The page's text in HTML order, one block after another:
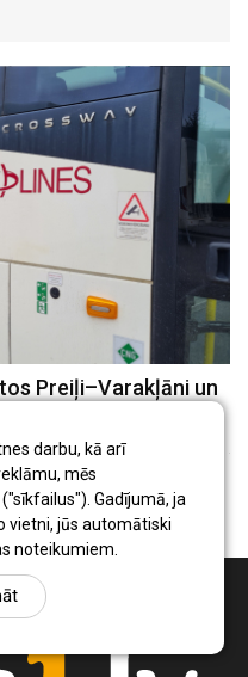
darbu, kā arī
mēs
Gadījumā, ja
vietni, jūs automātiski
noteikumiem.
Preiļi–Varakļāni un
izmaiņas